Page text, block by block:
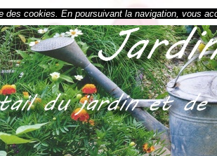
des cookies. En poursuivant la navigation, vous